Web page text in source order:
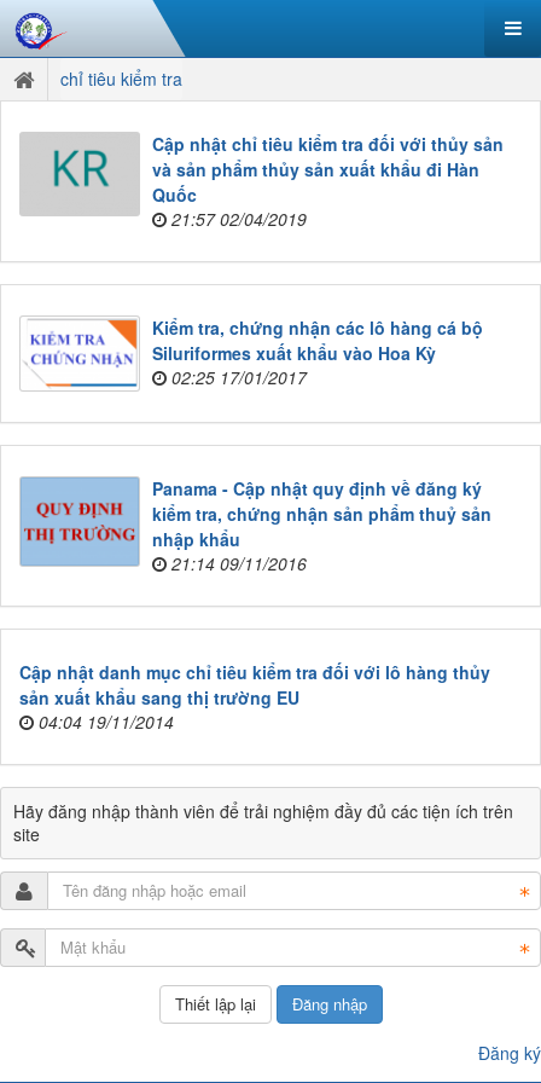
chỉ tiêu kiểm tra
Cập nhật chỉ tiêu kiểm tra đối với thủy sản
và sản phẩm thủy sản xuất khẩu đi Hàn
Quốc
21:57 02/04/2019
Kiểm tra, chứng nhận các lô hàng cá bộ
Siluriformes xuất khẩu vào Hoa Kỳ
02:25 17/01/2017
Panama - Cập nhật quy định về đăng ký
kiểm tra, chứng nhận sản phẩm thuỷ sản
nhập khẩu
21:14 09/11/2016
Cập nhật danh mục chỉ tiêu kiểm tra đối với lô hàng thủy
sản xuất khẩu sang thị trường EU
04:04 19/11/2014
Hãy đăng nhập thành viên để trải nghiệm đầy đủ các tiện ích trên
site
Đăng nhập
Đăng ký